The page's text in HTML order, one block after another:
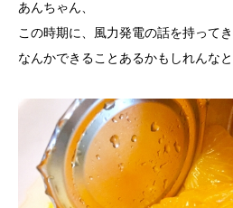
あんちゃん、
この時期に、風力発電の話を持って
なんかできることあるかもしれんなと